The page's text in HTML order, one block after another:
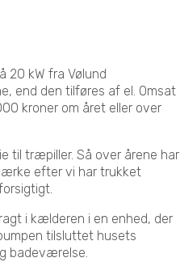
20 kW fra Vølund
end den tilføres af el. Omsat
kroner om året eller over
til træpiller. Så over årene har
efter vi har trukket
i kælderen i en enhed, der
tilsluttet husets
badeværelse.